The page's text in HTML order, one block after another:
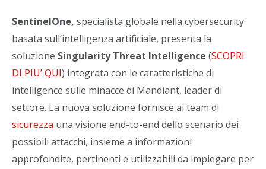
SentinelOne, specialista globale nella cybersecurity
basata sull’intelligenza artificiale, presenta la
soluzione Singularity Threat Intelligence (SCOPRI
DI PIU’ QUI) integrata con le caratteristiche di
intelligence sulle minacce di Mandiant, leader di
settore. La nuova soluzione fornisce ai team di
sicurezza una visione end-to-end dello scenario dei
possibili attacchi, insieme a informazioni
approfondite, pertinenti e utilizzabili da impiegare per